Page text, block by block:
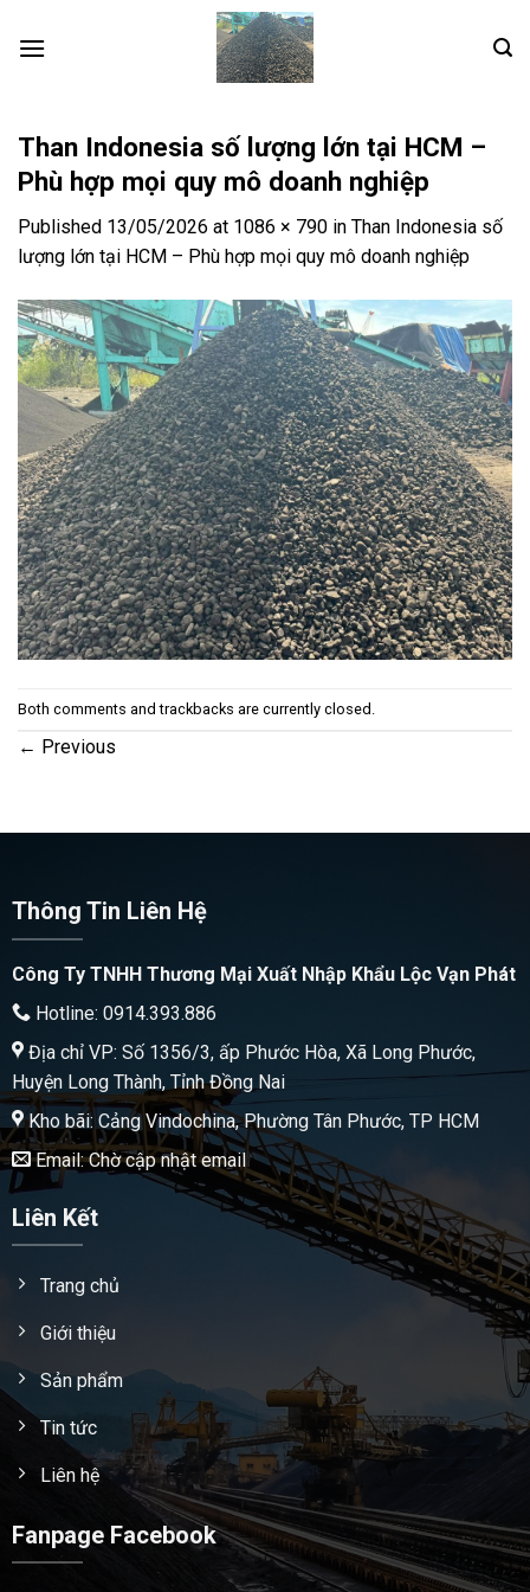
Than Indonesia số lượng lớn tại HCM –
Phù hợp mọi quy mô doanh nghiệp
Published 13/05/2026 at 1086 × 790 in Than Indonesia số
lượng lớn tại HCM – Phù hợp mọi quy mô doanh nghiệp
Both comments and trackbacks are currently closed.
← Previous
Thông Tin Liên Hệ
Công Ty TNHH Thương Mại Xuất Nhập Khẩu Lộc Vạn Phát
Hotline: 0914.393.886
Địa chỉ VP: Số 1356/3, ấp Phước Hòa, Xã Long Phước,
Huyện Long Thành, Tỉnh Đồng Nai
Kho bãi: Cảng Vindochina, Phường Tân Phước, TP HCM
Email: Chờ cập nhật email
Liên Kết
Trang chủ
Giới thiệu
Sản phẩm
Tin tức
Liên hệ
Fanpage Facebook